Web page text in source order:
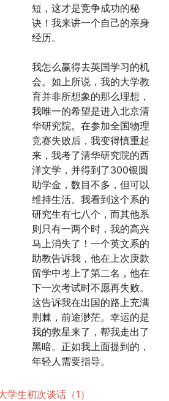
短，这才是竞争成功的秘
诀！我来讲一个自己的亲身
经历。
我怎么赢得去英国学习的机
会。如上所说，我的大学教
育并非所想象的那么理想，
我唯一的希望是进入北京清
华研究院。在参加全国物理
竞赛失败后，我变得慎重起
来，我考了清华研究院的西
洋文学，并得到了300银圆
助学金，数目不多，但可以
维持生活。我看到这个系的
研究生有七八个，而其他系
则只有一两个时，我的高兴
马上消失了！一个英文系的
助教告诉我，他在上次庚款
留学中考上了第二名，他在
下一次考试时不愿再失败。
这告诉我在出国的路上充满
荆棘，前途渺茫。幸运的是
我的救星来了，帮我走出了
黑暗。正如我上面提到的，
年轻人需要指导。
学生初次谈话（1）